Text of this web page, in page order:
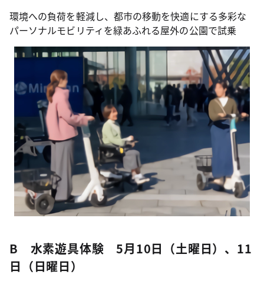
環境への負荷を軽減し、都市の移動を快適にする多彩な
パーソナルモビリティを緑あふれる屋外の公園で試乗
B 水素遊具体験 5月10日（土曜日）、11
日（日曜日）